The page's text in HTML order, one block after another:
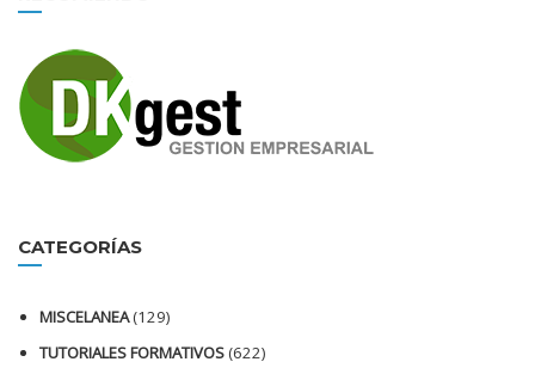
CATEGORÍAS
MISCELANEA(129)
TUTORIALES FORMATIVOS(622)